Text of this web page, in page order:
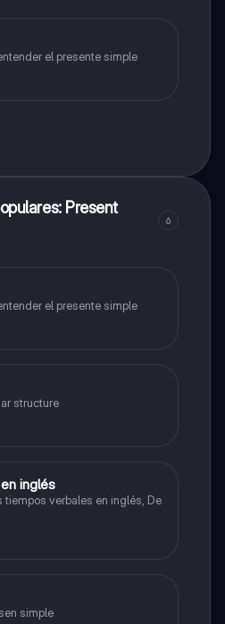
el presente simple
Present
6
el presente simple
structure
inglés
verbales en inglés, De
simple